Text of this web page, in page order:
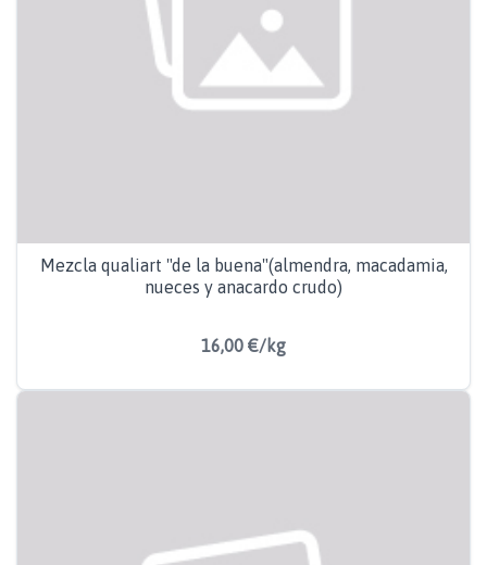
Mezcla qualiart "de la buena"(almendra, macadamia,
nueces y anacardo crudo)
16,00 €/kg